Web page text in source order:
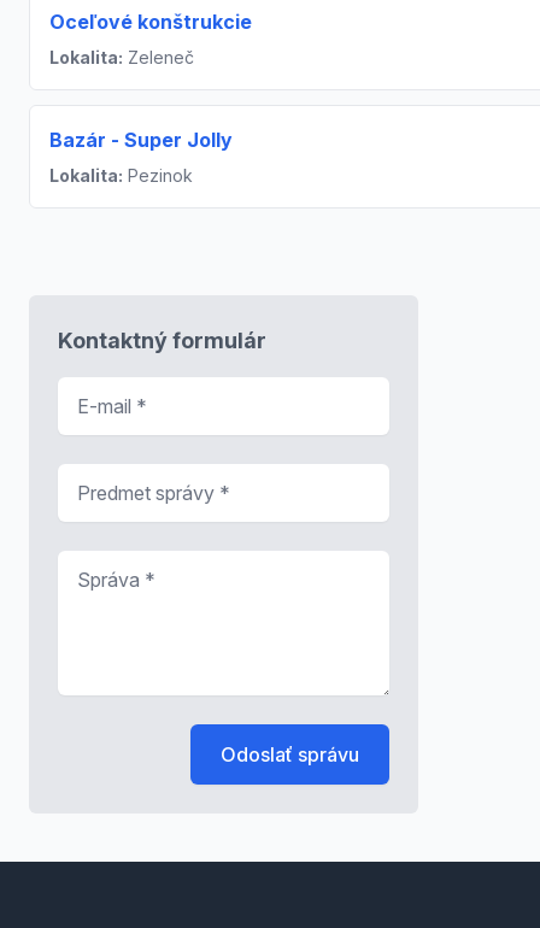
Oceľové konštrukcie
Lokalita: Zeleneč
Bazár - Super Jolly
Lokalita: Pezinok
Kontaktný formulár
Odoslať správu